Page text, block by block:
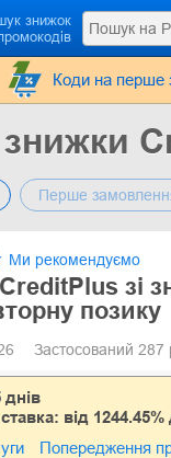
знижок
Коди на перше
Перше
Ми рекомендуємо
зі
позику
Застосований 287
днів
від
Попередження